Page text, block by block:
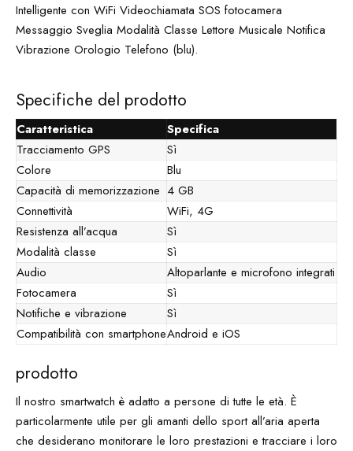
Specifiche del prodotto
Caratteristica
Specifica
Tracciamento GPS
Sì
Colore
Blu
Capacità di memorizzazione 4 GB
Connettività
WiFi, 4G
Resistenza all’acqua
Sì
Modalità classe
Sì
Audio
Altoparlante e microfono integrati
Fotocamera
Sì
Notifiche e vibrazione
Sì
Compatibilità con smartphoneAndroid e iOS
prodotto
Il nostro smartwatch è adatto a persone di tutte le età. È
particolarmente utile per gli amanti dello sport all’aria aperta
che desiderano monitorare le loro prestazioni e tracciare i loro